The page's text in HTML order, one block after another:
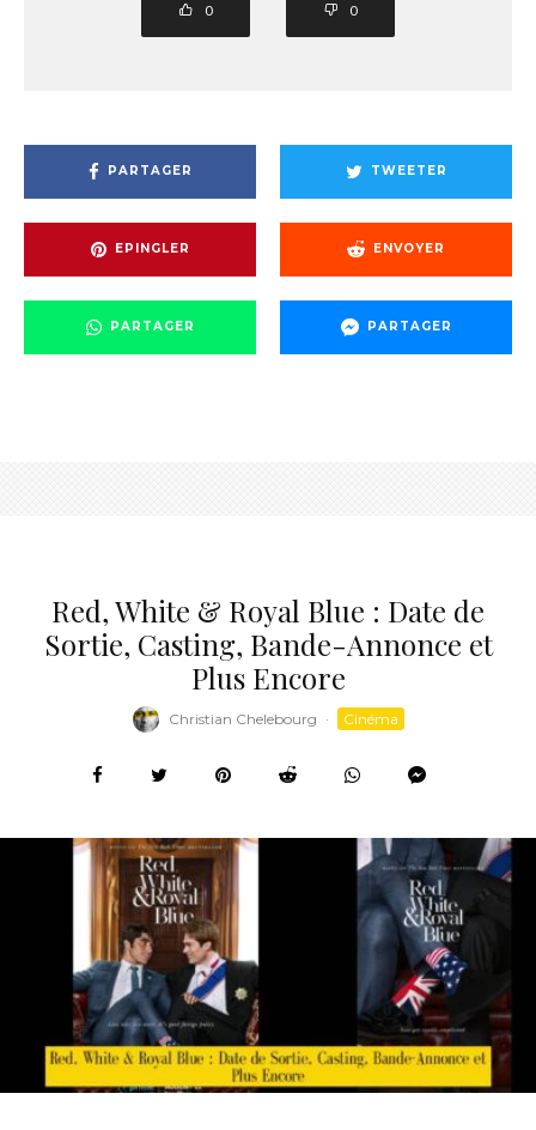
0 0
PARTAGER TWEETER
EPINGLER ENVOYER
PARTAGER PARTAGER
Red, White & Royal Blue : Date de
Sortie, Casting, Bande-Annonce et
Plus Encore
Christian Chelebourg · Cinéma